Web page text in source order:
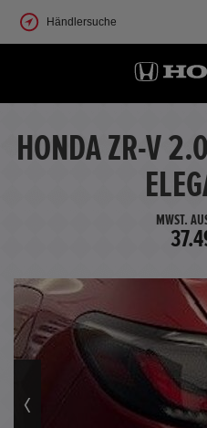
Händlersuche
HONDA ZR-V
MWST.